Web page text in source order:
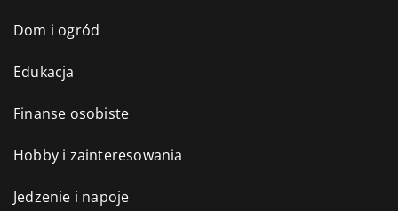
Dom i ogród
Edukacja
Finanse osobiste
Hobby i zainteresowania
Jedzenie i napoje